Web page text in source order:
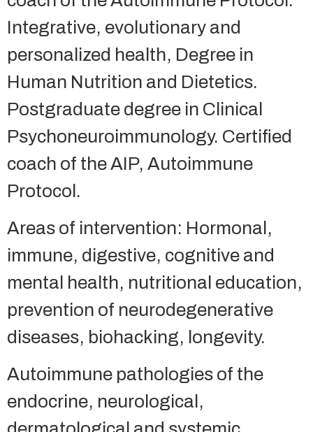
Integrative, evolutionary and
personalized health, Degree in
Human Nutrition and Dietetics.
Postgraduate degree in Clinical
Psychoneuroimmunology. Certified
coach of the AIP, Autoimmune
Protocol.
Areas of intervention: Hormonal,
immune, digestive, cognitive and
mental health, nutritional education,
prevention of neurodegenerative
diseases, biohacking, longevity.
Autoimmune pathologies of the
endocrine, neurological,